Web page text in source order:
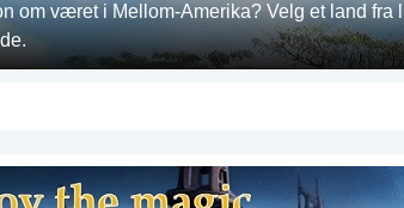
om været i Mellom-Amerika? Velg et land fra